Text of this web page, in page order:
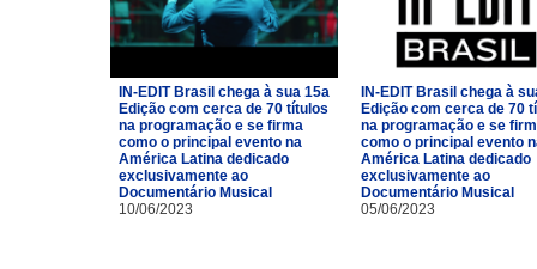
IN-EDIT Brasil chega à sua 15a
Edição com cerca de 70 títulos
na programação e se firma
como o principal evento na
América Latina dedicado
exclusivamente ao
Documentário Musical
10/06/2023
IN-EDIT Brasil chega à
Edição com cerca de 70
na programação e se
como o principal evento
América Latina dedicado
exclusivamente ao
Documentário Musical
05/06/2023